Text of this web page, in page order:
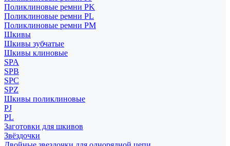
Поликлиновые ремни PK
Поликлиновые ремни PL
Поликлиновые ремни PM
Шкивы
Шкивы зубчатые
Шкивы клиновые
SPA
SPB
SPC
SPZ
Шкивы поликлиновые
PJ
PL
Заготовки для шкивов
Звёздочки